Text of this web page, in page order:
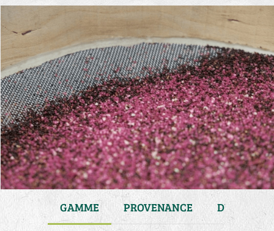
GAMME PROVENANCE DURÉE DE